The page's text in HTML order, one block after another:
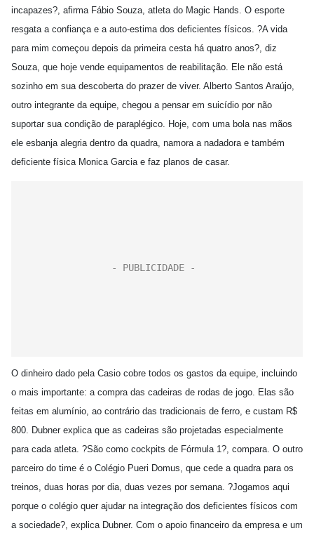
incapazes?, afirma Fábio Souza, atleta do Magic Hands. O esporte
resgata a confiança e a auto-estima dos deficientes físicos. ?A vida
para mim começou depois da primeira cesta há quatro anos?, diz
Souza, que hoje vende equipamentos de reabilitação. Ele não está
sozinho em sua descoberta do prazer de viver. Alberto Santos Araújo,
outro integrante da equipe, chegou a pensar em suicídio por não
suportar sua condição de paraplégico. Hoje, com uma bola nas mãos
ele esbanja alegria dentro da quadra, namora a nadadora e também
deficiente física Monica Garcia e faz planos de casar.
O dinheiro dado pela Casio cobre todos os gastos da equipe, incluindo
o mais importante: a compra das cadeiras de rodas de jogo. Elas são
feitas em alumínio, ao contrário das tradicionais de ferro, e custam R$
800. Dubner explica que as cadeiras são projetadas especialmente
para cada atleta. ?São como cockpits de Fórmula 1?, compara. O outro
parceiro do time é o Colégio Pueri Domus, que cede a quadra para os
treinos, duas horas por dia, duas vezes por semana. ?Jogamos aqui
porque o colégio quer ajudar na integração dos deficientes físicos com
a sociedade?, explica Dubner. Com o apoio financeiro da empresa e um